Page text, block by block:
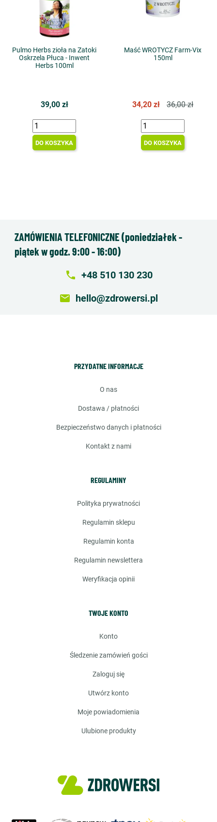
Pulmo Herbs zioła na Zatoki
Oskrzela Płuca - Inwent
Herbs 100ml
39,00 zł
DO KOSZYKA
Maść WROTYCZ Farm-Vix
150ml
34,20 zł 36,00 zł
DO KOSZYKA
ZAMÓWIENIA TELEFONICZNE (poniedziałek -
piątek w godz. 9:00 - 16:00)
local_phone +48 510 130 230
email hello@zdrowersi.pl
PRZYDATNE INFORMACJE
o nas
dostawa / płatności
bezpieczeństwo danych i płatności
kontakt z nami
REGULAMINY
polityka prywatności
regulamin sklepu
regulamin konta
regulamin newslettera
weryfikacja opinii
TWOJE KONTO
konto
śledzenie zamówień gości
zaloguj się
utwórz konto
moje powiadomienia
ulubione produkty